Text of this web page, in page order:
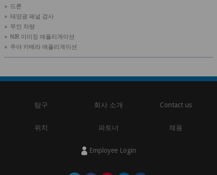
» 드론
» 태양광 패널 검사
» 무인 차량
» NIR 이미징 애플리게이션
» 주야 카메라 애플리게이션
탐구 회사 소개 Contact us
위치 파트너 채용
Employee Login